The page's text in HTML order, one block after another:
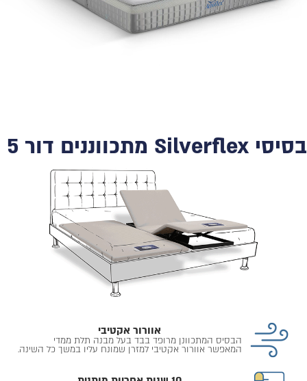
בסיסי Silverflex מתכווננים דור 5
אוורור אקטיבי
הבסיס המתכוונן מרופד בבד בעל מבנה תלת ממדי
המאפשר אוורור אקטיבי למזרן שמונח עליו במשך כל השינה.